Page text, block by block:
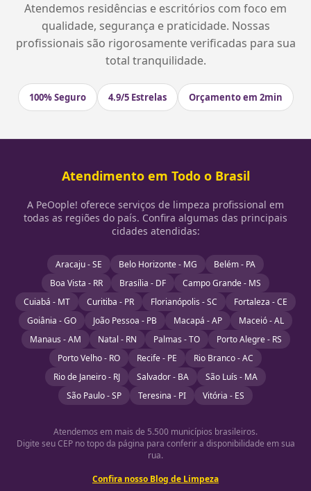
Atendemos residências e escritórios com foco em
qualidade, segurança e praticidade. Nossas
profissionais são rigorosamente verificadas para sua
total tranquilidade.
100% Seguro 4.9/5 Estrelas Orçamento em 2min
Atendimento em Todo o Brasil
A PeOople! oferece serviços de limpeza profissional em
todas as regiões do país. Confira algumas das principais
cidades atendidas:
Aracaju - SE Belo Horizonte - MG
Belém - PA
Boa Vista - RR
Brasília - DF
Campo Grande - MS
Cuiabá - MT
Curitiba - PR Florianópolis - SC
Fortaleza - CE
Goiânia - GO
João Pessoa - PB Macapá - AP
Maceió - AL
Manaus - AM
Natal - RN Palmas - TO
Porto Alegre - RS
Porto Velho - RO
Recife - PE
Rio Branco - AC
Rio de Janeiro - RJ
Salvador - BA
São Luís - MA
São Paulo - SP
Teresina - PI Vitória - ES
Atendemos em mais de 5.500 municípios brasileiros.
Digite seu CEP no topo da página para conferir a disponibilidade em sua
rua.
Confira nosso Blog de Limpeza